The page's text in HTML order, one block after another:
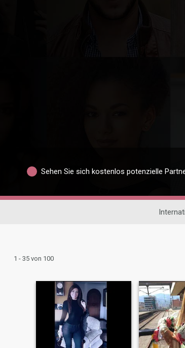
Sehen Sie sich kostenlos potenzielle
1 - 35 von 100